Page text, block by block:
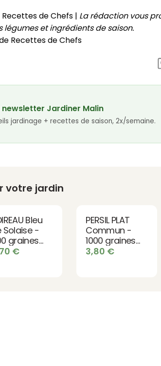
de Chefs | La rédaction vous
légumes et ingrédients de saison.
Recettes de Chefs
newsletter Jardiner Malin
jardinage + recettes de saison, 2x/semaine.
votre jardin
Bleu
Solaise -
graines
€
PERSIL PLAT
Commun -
1000 graines
bio
3,80 €